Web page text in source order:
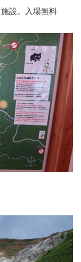
設。入場無料